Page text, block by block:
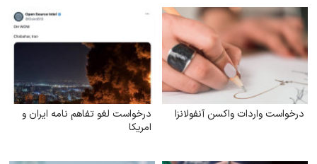
درخواست واردات واکسن آنفولانزا
درخواست لغو تفاهم نامه ایران و
امریکا